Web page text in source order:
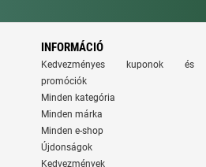
INFORMÁCIÓ
Kedvezményes kuponok és
promóciók
Minden kategória
Minden márka
Minden e-shop
Újdonságok
Kedvezmények